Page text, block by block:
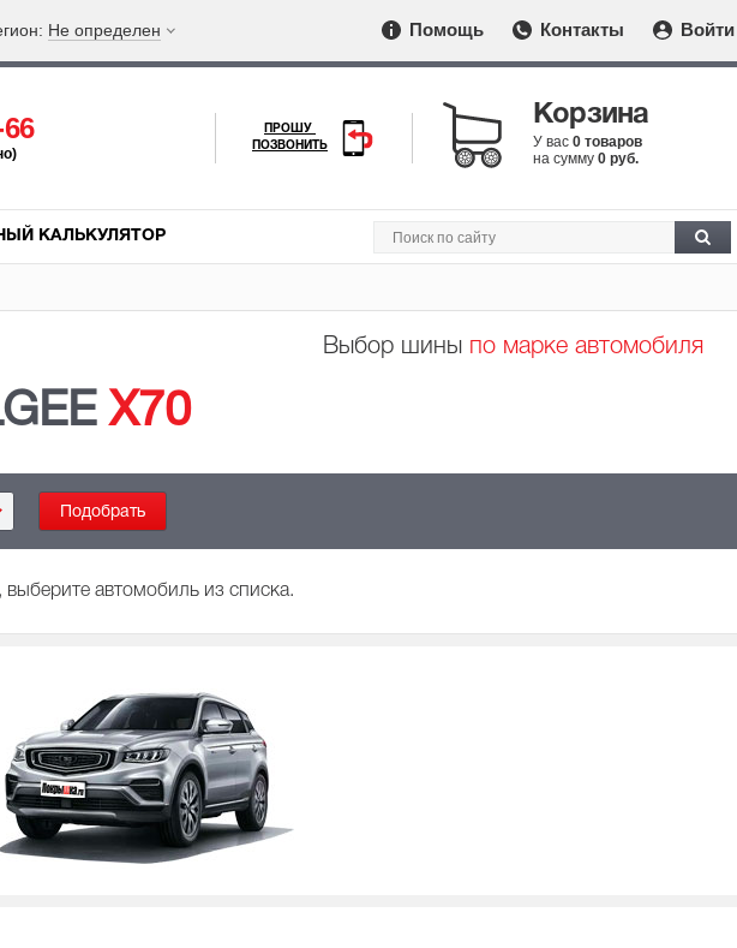
Не определен Помощь Контакты Войти
ПРОШУ
ПОЗВОНИТЬ
Корзина
У вас 0 товаров
на сумму 0 руб.
КАЛЬКУЛЯТОР
Выбор шины по марке автомобиля
X70
автомобиль из списка.